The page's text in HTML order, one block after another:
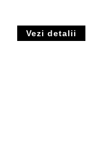
Vezi detalii